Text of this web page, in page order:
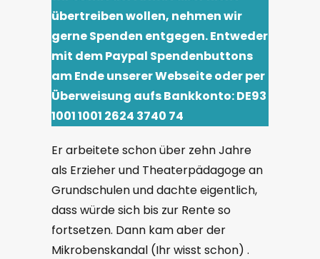
übertreiben wollen, nehmen wir
gerne Spenden entgegen. Entweder
mit dem Paypal Spendenbuttons
am Ende unserer Webseite oder per
Überweisung aufs Bankkonto: DE93
1001 1001 2624 3740 74
Er arbeitete schon über zehn Jahre
als Erzieher und Theaterpädagoge an
Grundschulen und dachte eigentlich,
dass würde sich bis zur Rente so
fortsetzen. Dann kam aber der
Mikrobenskandal (Ihr wisst schon) .